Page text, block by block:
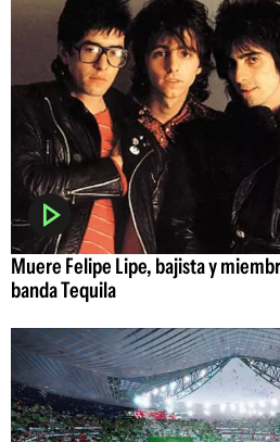
Muere Felipe Lipe, bajista y
banda Tequila